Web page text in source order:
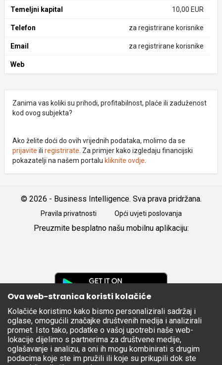
Temeljni kapital 10,00 EUR
Telefon za registrirane korisnike
Email za registrirane korisnike
Web
Zanima vas koliki su prihodi, profitabilnost, plaće ili zaduženost
kod ovog subjekta?
Ako želite doći do ovih vrijednih podataka, molimo da se
prijavite ili registrirate . Za primjer kako izgledaju financijski
pokazatelji na našem portalu kliknite ovdje
© 2026 - Business Intelligence. Sva prava pridržana.
Pravila privatnosti Opći uvjeti poslovanja
Preuzmite besplatno našu mobilnu aplikaciju:
Apple
Store
Ova web-stranica koristi kolačiće
Kolačiće koristimo kako bismo personalizirali sadržaj i
oglase, omogućili značajke društvenih medija i analizirali
promet. Isto tako, podatke o vašoj upotrebi naše web-
lokacije dijelimo s partnerima za društvene medije,
oglašavanje i analizu, a oni ih mogu kombinirati s drugim
podacima koje ste im pružili ili koje su prikupili dok ste